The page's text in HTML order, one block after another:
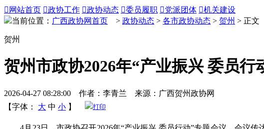
 网站首页 政协工作 政协动态 委员履职 党派团体 机关建设
当前位置： 广西政协网首页 > 政协动态 > 各市政协动态 > 贺州 > 正文
贺州
贺州市政协2026年“产业振兴 委员行
2026-04-27 08:28:00 作者：李青兰 来源：广西贺州政协网
【字体：
大 中 小 】 打印